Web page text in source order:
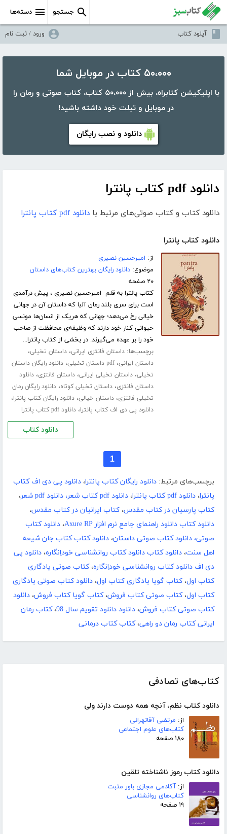
دسته‌ها جستجو
آپلود کتاب ورود / ثبت نام
۵۰،۰۰۰ کتاب در موبایل شما
با اپلیکیشن کتابراه، بیش از ۵۰،۰۰۰ کتاب، کتاب صوتی و رمان را
در موبایل و تبلت خود داشته باشید!
دانلود و نصب رایگان
کتاب‌های تصادفی
دانلود کتاب نظم، آنچه همه دوست دارند ولی
از: مرتضی آقاتهرانی
کتاب‌های علوم اجتماعی
۱۸۰ صفحه
دانلود کتاب رموز ناشناخته تلقین
از: آکادمی مجازی باور مثبت
کتاب‌های روانشناسی
۱۹ صفحه
دانلود pdf کتاب پانترا
دانلود کتاب و کتاب صوتی‌های مرتبط با دانلود pdf کتاب پانترا
دانلود کتاب پانترا
از: امیرحسین نصیری
موضوع:دانلود رایگان بهترین کتاب‌های داستان
۲۰ صفحه
کتاب پانترا به قلم امیرحسین نصیری ، پیش درآمدی
است برای سری بلند رمان آلبا که داستان آن در جهانی
خیالی رخ می‌دهد؛ جهانی که هریک از انسان‌ها مونسی
حیوانی کنار خود دارند که وظیفه‌ی محافظت از صاحب
خود را بر عهده می‌گیرند. در بخشی از کتاب پانترا...
برچسب‌ها:داستان فانتزی ایرانی،داستان تخیلی،
داستان ایرانی،pdf داستان تخیلی ،دانلود رایگان داستان
تخیلی،داستان تخیلی ایرانی،داستان فانتزی،دانلود
داستان فانتزی،داستان تخیلی کوتاه،دانلود رایگان رمان
تخیلی فانتزی،داستان خیالی،دانلود رایگان کتاب پانترا،
دانلود پی دی اف کتاب پانترا،دانلود pdf کتاب پانترا
دانلود کتاب
1
برچسب‌های مرتبط: دانلود رایگان کتاب پانترا، دانلود پی دی اف کتاب
پانترا، دانلود pdf کتاب پانترا ، دانلود pdf کتاب شعر، دانلود pdf شعر
،
کتاب پارسیان در کتاب مقدس،کتاب ایرانیان در کتاب مقدس،
دانلود کتاب دانلود راهنمای جامع نرم افزار Axure RP
، دانلود کتاب
صوتی، دانلود کتاب صوتی داستان، دانلود کتاب کتاب جان شیعه
اهل سنت، دانلود کتاب دانلود کتاب روانشناسی خوداِنگاره، دانلود پی
دی اف دانلود کتاب روانشناسی خوداِنگاره،کتاب صوتی یادگاری
کتاب اول،کتاب گویا یادگاری کتاب اول، دانلود کتاب صوتی یادگاری
کتاب اول،کتاب صوتی کتاب فروش،کتاب گویا کتاب فروش، دانلود
کتاب صوتی کتاب فروش، دانلود دانلود تقویم سال 98 ،کتاب رمان
ایرانی کتاب رمان دو راهی،کتاب کتاب درمانی